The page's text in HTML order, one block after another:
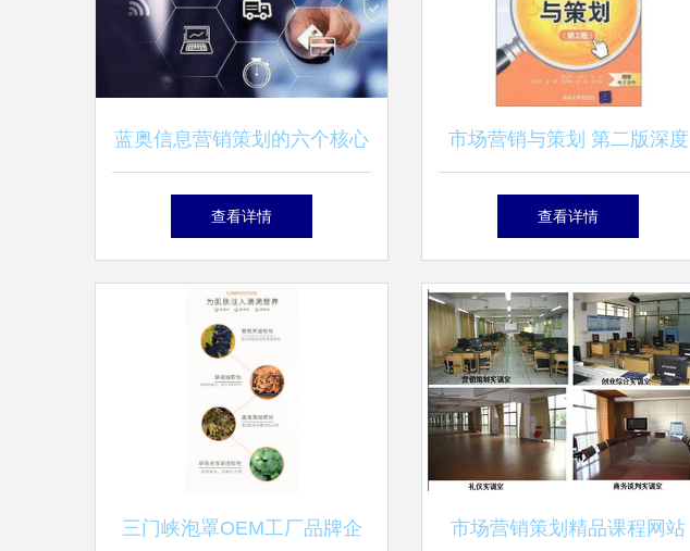
蓝奥信息营销策划的六个核心
步骤与效果监测体系
查看详情
市场营销与策划 第二版深度
解析与策划实践
查看详情
三门峡泡罩OEM工厂品牌企 市场营销策划精品课程网站